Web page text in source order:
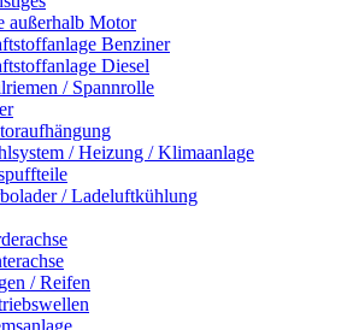
außerhalb Motor
Benziner
Diesel
/ Spannrolle
/ Heizung / Klimaanlage
/ Ladeluftkühlung
/ Reifen